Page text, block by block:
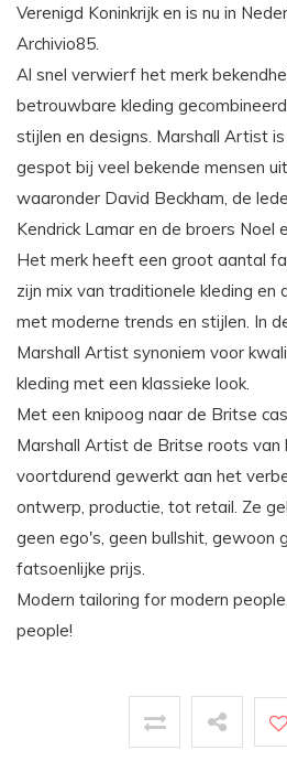
Verenigd Koninkrijk en is nu in
Archivio85.
Al snel verwierf het merk
betrouwbare kleding
stijlen en designs. Marshall Artist
gespot bij veel bekende mensen
waaronder David Beckham, de
Kendrick Lamar en de broers Noel
Het merk heeft een groot aantal
zijn mix van traditionele kleding en
met moderne trends en stijlen. In
Marshall Artist synoniem voor
kleding met een klassieke look.
Met een knipoog naar de Britse
Marshall Artist de Britse roots van
voortdurend gewerkt aan het
ontwerp, productie, tot retail. Ze
geen ego's, geen bullshit, gewoon
fatsoenlijke prijs.
Modern tailoring for modern
people!